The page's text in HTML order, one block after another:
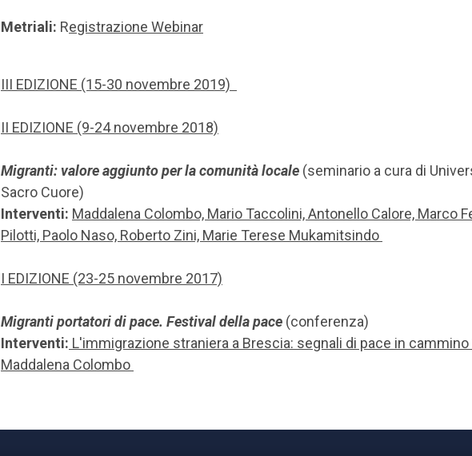
Metriali: Registrazione Webinar
III EDIZIONE (15-30 novembre 2019)
II EDIZIONE (9-24 novembre 2018)
Migranti: valore aggiunto per la comunità locale (seminario a cura di
Sacro Cuore)
Interventi: Maddalena Colombo, Mario Taccolini, Antonello Calore, Marco
Pilotti, Paolo Naso, Roberto Zini, Marie Terese Mukamitsindo
I EDIZIONE (23-25 novembre 2017)
Migranti portatori di pace. Festival della pace (conferenza)
Interventi: L'immigrazione straniera a Brescia: segnali di pace in
Maddalena Colombo